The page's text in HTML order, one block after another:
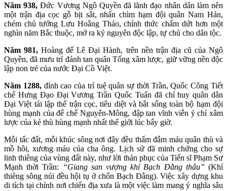
Năm 938, Đức Vương Ngô Quyền đã lãnh đạo nhân dân làm nên
một trận địa cọc gỗ bịt sắt, nhấn chìm hạm đội quân Nam Hán,
chém chủ tướng Lưu Hoằng Tháo, chính thức chấm dứt hơn một
nghìn năm Bắc thuộc, mở ra kỷ nguyên độc lập, tự chủ cho dân tộc.
Năm 981, Hoàng đế Lê Đại Hành, trên nền trận địa cũ của Ngô
Quyền, đã mưu trí đánh tan quân Tống xâm lược, giữ vững nền độc
lập non trẻ của nước Đại Cồ Việt.
Năm 1288,đỉnh cao của trí tuệ quân sự thời Trần, Quốc Công Tiết
chế Hưng Đạo Đại Vương Trần Quốc Tuấn đã chỉ huy quân dân
Đại Việt tái lập thế trận cọc, tiêu diệt và bắt sống toàn bộ hạm đội
hùng mạnh của đế chế Nguyên-Mông, đập tan vĩnh viễn ý chí xâm
lược của kẻ thù hùng mạnh nhất thế giới lúc bấy giờ.
Mỗi tấc đất, mỗi khúc sông nơi đây đều thấm đẫm máu quân thù và
mồ hôi, xương máu của cha ông. Lịch sử đã minh chứng cho sự
linh thiêng của vùng đất này, như lời thán phục của Tiến sĩ Phạm Sư
Mạnh thời Trần:
“Giang san vượng khí Bạch Đằng thâu” (Khí
thiêng sông núi đều hội tụ ở chốn Bạch Đằng). Việc xây dựng khu
di tích tại chính nơi chiến địa xưa là một việc làm mang ý nghĩa sâu